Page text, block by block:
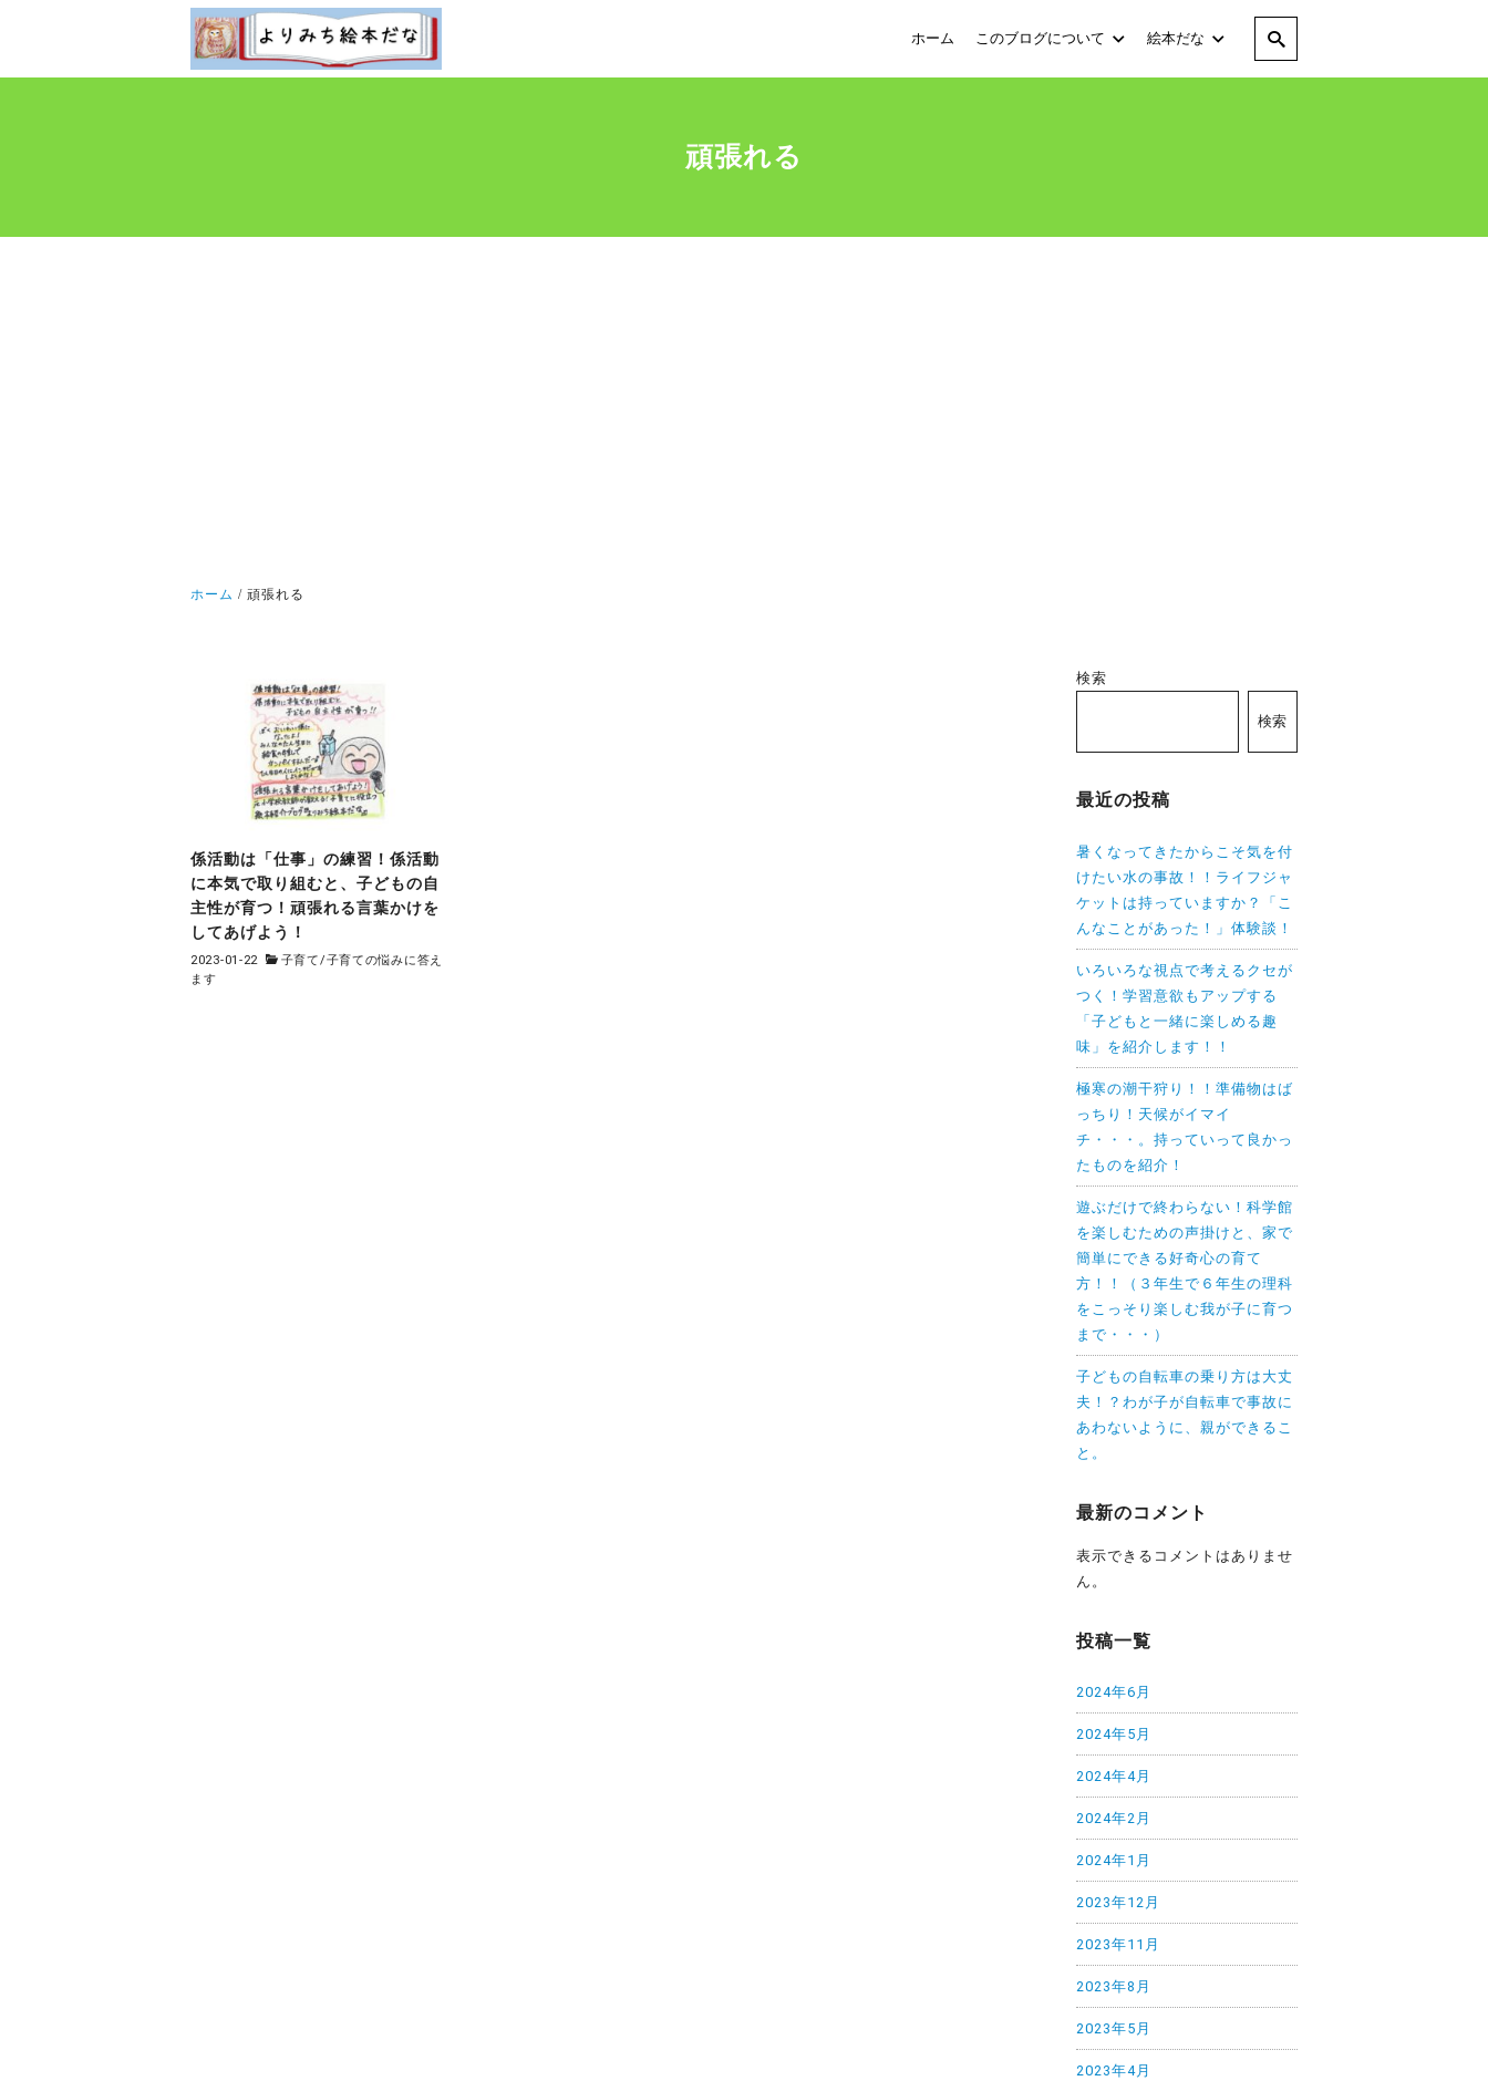
ホーム このブログについて 絵本だな
頑張れる
ホーム 頑張れる
係活動は「仕事」の練習！係活動
に本気で取り組むと、子どもの自
主性が育つ！頑張れる言葉かけを
してあげよう！
2023-01-22 子育て/子育ての悩みに答え
ます
検索
検索
最近の投稿
暑くなってきたからこそ気を付
けたい水の事故！！ライフジャ
ケットは持っていますか？「こ
んなことがあった！」体験談！
いろいろな視点で考えるクセが
つく！学習意欲もアップする
「子どもと一緒に楽しめる趣
味」を紹介します！！
極寒の潮干狩り！！準備物はば
っちり！天候がイマイ
チ・・・。持っていって良かっ
たものを紹介！
遊ぶだけで終わらない！科学館
を楽しむための声掛けと、家で
簡単にできる好奇心の育て
方！！（３年生で６年生の理科
をこっそり楽しむ我が子に育つ
まで・・・）
子どもの自転車の乗り方は大丈
夫！？わが子が自転車で事故に
あわないように、親ができるこ
と。
最新のコメント
表示できるコメントはありませ
ん。
投稿一覧
2024年6月
2024年5月
2024年4月
2024年2月
2024年1月
2023年12月
2023年11月
2023年8月
2023年5月
2023年4月